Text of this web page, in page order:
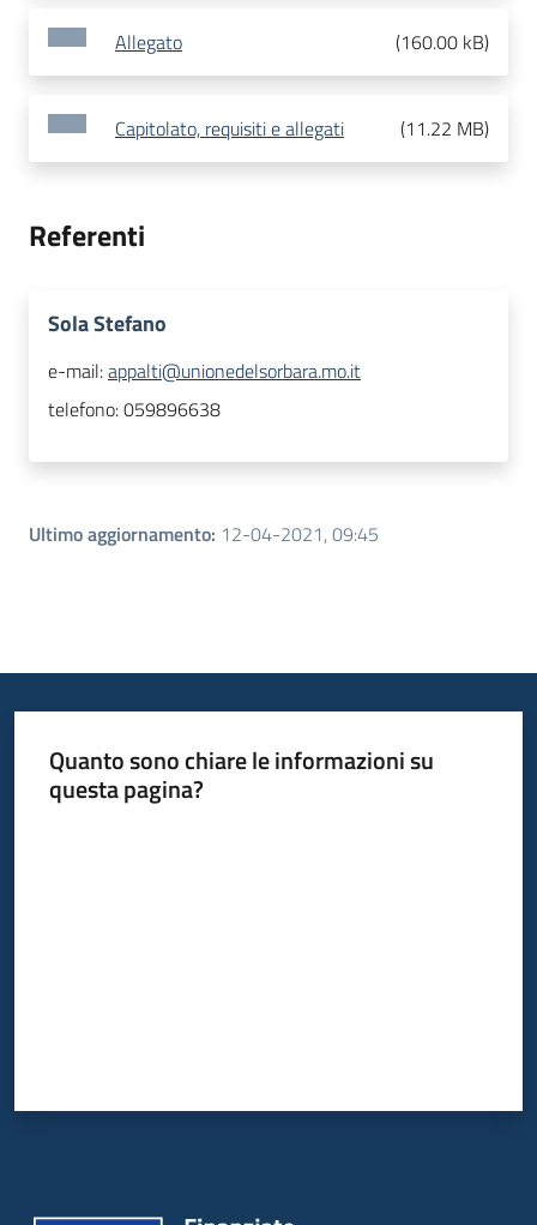
Allegato (160.00 kB)
Capitolato, requisiti e allegati (11.22 MB)
Referenti
Sola Stefano
e-mail:appalti@unionedelsorbara.mo.it
telefono:059896638
Ultimo aggiornamento: 12-04-2021, 09:45
Quanto sono chiare le informazioni su
questa pagina?